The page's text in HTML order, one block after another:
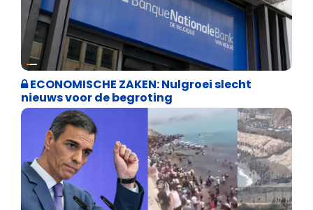
Binnenland politiek
ECONOMISCHE ZAKEN: Nulgroei slecht
nieuws voor de begroting